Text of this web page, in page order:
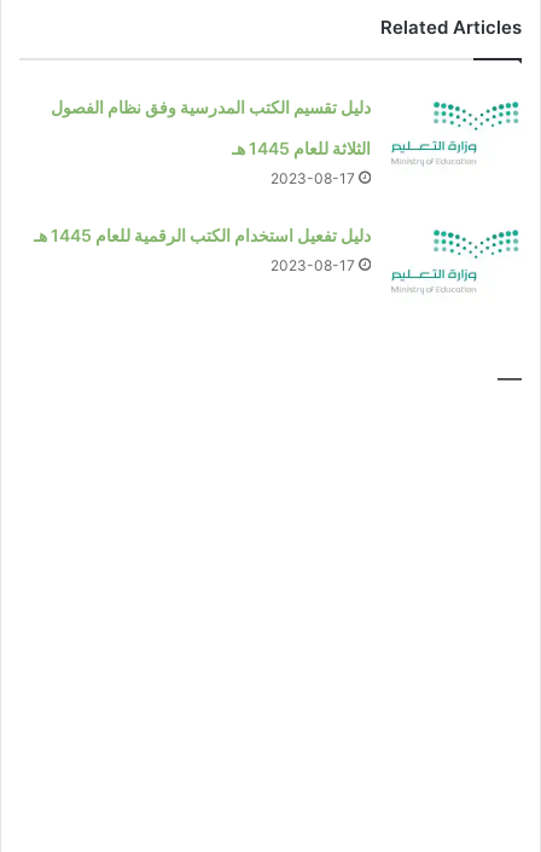
Related Articles
دليل تقسيم الكتب المدرسية وفق نظام الفصول
الثلاثة للعام 1445 هـ
2023-08-17
دليل تفعيل استخدام الكتب الرقمية للعام 1445 هـ
2023-08-17
—